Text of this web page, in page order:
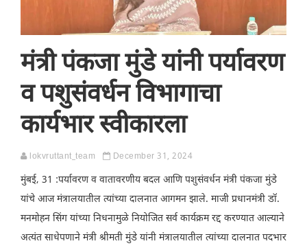
मंत्री पंकजा मुंडे यांनी पर्यावरण
व पशुसंवर्धन विभागाचा
कार्यभार स्वीकारला
lokvruttant_team December 31, 2024
मुंबई, 31 :पर्यावरण व वातावरणीय बदल आणि पशुसंवर्धन मंत्री पंकजा मुंडे
यांचे आज मंत्रालयातील त्यांच्या दालनात आगमन झाले. माजी प्रधानमंत्री डॉ.
मनमोहन सिंग यांच्या निधनामुळे नियोजित सर्व कार्यक्रम रद्द करण्यात आल्याने
अत्यंत साधेपणाने मंत्री श्रीमती मुंडे यांनी मंत्रालयातील त्यांच्या दालनात पदभार